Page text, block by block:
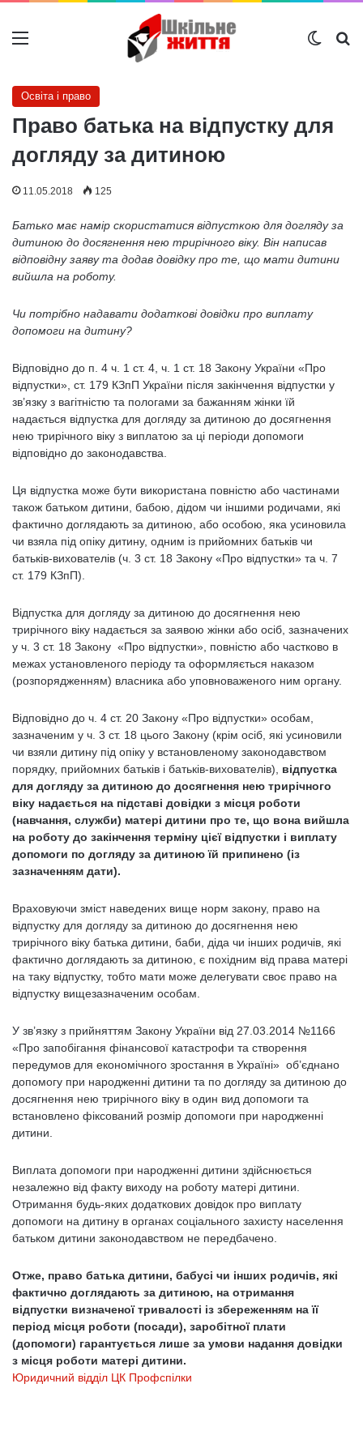
Меню
Освіта і право
Право батька на відпустку для
догляду за дитиною
11.05.2018 125
Батько має намір скористатися відпусткою для догляду за
дитиною до досягнення нею трирічного віку. Він написав
відповідну заяву та додав довідку про те, що мати дитини
вийшла на роботу.
Чи потрібно надавати додаткові довідки про виплату
допомоги на дитину?
Відповідно до п. 4 ч. 1 ст. 4, ч. 1 ст. 18 Закону України «Про
відпустки», ст. 179 КЗпП України після закінчення відпустки у
зв’язку з вагітністю та пологами за бажанням жінки їй
надається відпустка для догляду за дитиною до досягнення
нею трирічного віку з виплатою за ці періоди допомоги
відповідно до законодавства.
Ця відпустка може бути використана повністю або частинами
також батьком дитини, бабою, дідом чи іншими родичами, які
фактично доглядають за дитиною, або особою, яка усиновила
чи взяла під опіку дитину, одним із прийомних батьків чи
батьків-вихователів (ч. 3 ст. 18 Закону «Про відпустки» та ч. 7
ст. 179 КЗпП).
Відпустка для догляду за дитиною до досягнення нею
трирічного віку надається за заявою жінки або осіб, зазначених
у ч. 3 ст. 18 Закону «Про відпустки», повністю або частково в
межах установленого періоду та оформляється наказом
(розпорядженням) власника або уповноваженого ним органу.
Відповідно до ч. 4 ст. 20 Закону «Про відпустки» особам,
зазначеним у ч. 3 ст. 18 цього Закону (крім осіб, які усиновили
чи взяли дитину під опіку у встановленому законодавством
порядку, прийомних батьків і батьків-вихователів), відпустка
для догляду за дитиною до досягнення нею трирічного
віку надається на підставі довідки з місця роботи
(навчання, служби) матері дитини про те, що вона вийшла
на роботу до закінчення терміну цієї відпустки і виплату
допомоги по догляду за дитиною їй припинено (із
зазначенням дати).
Враховуючи зміст наведених вище норм закону, право на
відпустку для догляду за дитиною до досягнення нею
трирічного віку батька дитини, баби, діда чи інших родичів, які
фактично доглядають за дитиною, є похідним від права матері
на таку відпустку, тобто мати може делегувати своє право на
відпустку вищезазначеним особам.
У зв’язку з прийняттям Закону України від 27.03.2014 №1166
«Про запобігання фінансової катастрофи та створення
передумов для економічного зростання в Україні» об’єднано
допомогу при народженні дитини та по догляду за дитиною до
досягнення нею трирічного віку в один вид допомоги та
встановлено фіксований розмір допомоги при народженні
дитини.
Виплата допомоги при народженні дитини здійснюється
незалежно від факту виходу на роботу матері дитини.
Отримання будь-яких додаткових довідок про виплату
допомоги на дитину в органах соціального захисту населення
батьком дитини законодавством не передбачено.
Отже, право батька дитини, бабусі чи інших родичів, які
фактично доглядають за дитиною, на отримання
відпустки визначеної тривалості із збереженням на її
період місця роботи (посади), заробітної плати
(допомоги) гарантується лише за умови надання довідки
з місця роботи матері дитини.
Юридичний відділ ЦК Профспілки